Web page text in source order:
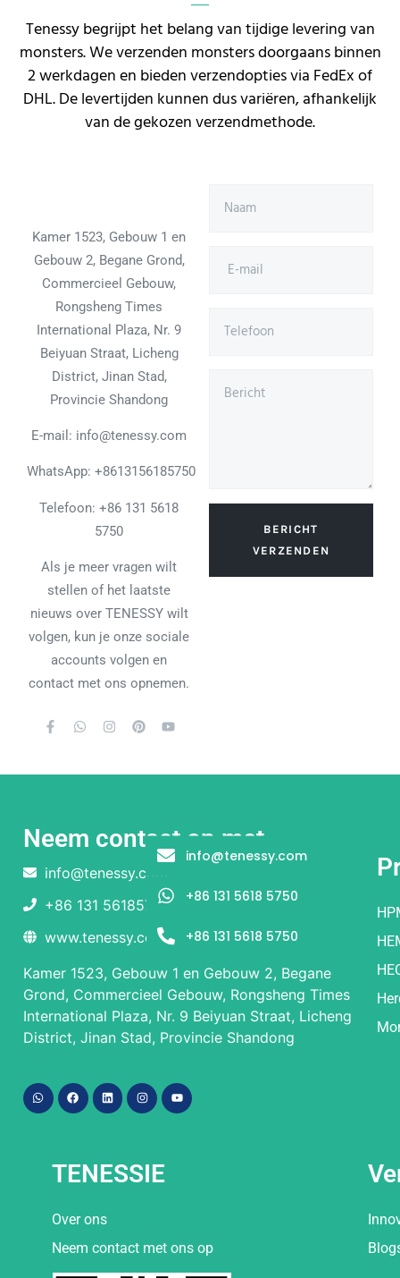
Tenessy begrijpt het belang van tijdige levering van
monsters. We verzenden monsters doorgaans binnen
2 werkdagen en bieden verzendopties via FedEx of
DHL. De levertijden kunnen dus variëren, afhankelijk
van de gekozen verzendmethode.
Kamer 1523, Gebouw 1 en
Gebouw 2, Begane Grond,
Commercieel Gebouw,
Rongsheng Times
International Plaza, Nr. 9
Beiyuan Straat, Licheng
District, Jinan Stad,
Provincie Shandong
E-mail: info@tenessy.com
WhatsApp: +8613156185750
Telefoon: +86 131 5618
5750
Als je meer vragen wilt
stellen of het laatste
nieuws over TENESSY wilt
volgen, kun je onze sociale
accounts volgen en
contact met ons opnemen.
BERICHT
VERZENDEN
Neem contact op met
info@tenessy.com
+86 131 56185750
www.tenessy.com
Kamer 1523, Gebouw 1 en Gebouw 2, Begane
Grond, Commercieel Gebouw, Rongsheng Times
International Plaza, Nr. 9 Beiyuan Straat, Licheng
District, Jinan Stad, Provincie Shandong
TENESSIE
Over ons
Neem contact met ons op
info@tenessy.com
+86 131 5618 5750
+86 131 5618 5750